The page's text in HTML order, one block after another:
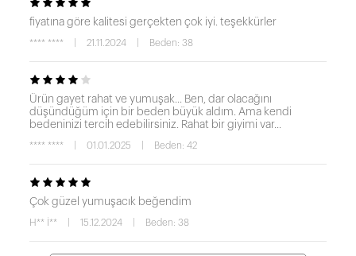
fiyatına göre kalitesi gerçekten çok iyi. teşekkürler
**** **** 21.11.2024 Beden: 38
Ürün gayet rahat ve yumuşak... Ben, dar olacağını
düşündüğüm için bir beden büyük aldım. Ama kendi
bedeninizi tercih edebilirsiniz. Rahat bir giyimi var...
**** **** 01.01.2025 Beden: 42
Çok güzel yumuşacık beğendim
H** İ** 15.12.2024 Beden: 38